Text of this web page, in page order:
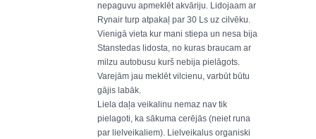
nepaguvu apmeklēt akvāriju. Lidojaam ar
Rynair turp atpakaļ par 30 Ls uz cilvēku.
Vienigā vieta kur mani stiepa un nesa bija
Stanstedas lidosta, no kuras braucam ar
milzu autobusu kurš nebija pielāgots.
Varejām jau meklēt vilcienu, varbūt būtu
gājis labāk.
Liela daļa veikalinu nemaz nav tik
pielagoti, ka sākuma cerējās (neiet runa
par lielveikaliem). Lielveikalus organiski